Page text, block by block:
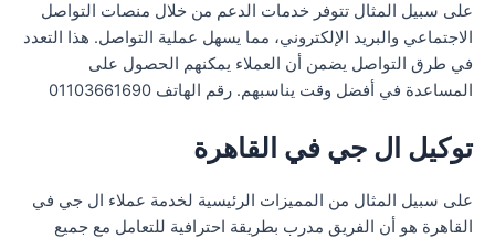
على سبيل المثال تتوفر خدمات الدعم من خلال منصات التواصل
الاجتماعي والبريد الإلكتروني، مما يسهل عملية التواصل. هذا التعدد
في طرق التواصل يضمن أن العملاء يمكنهم الحصول على
المساعدة في أفضل وقت يناسبهم. رقم الهاتف 01103661690
توكيل ال جي في القاهرة
على سبيل المثال من المميزات الرئيسية لخدمة عملاء ال جي في
القاهرة هو أن الفريق مدرب بطريقة احترافية للتعامل مع جميع